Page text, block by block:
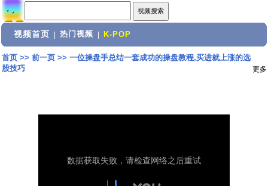
视频首页 热门视频 K-POP
首页>> 前一页>> 一位操盘手总结一套成功的操盘教程,买进就上涨的选
股技巧
更多